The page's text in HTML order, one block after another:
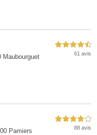
Maubourguet
4,5 étoiles sur 5
61 avis
Pamiers
4,0 étoiles sur 5
88 avis